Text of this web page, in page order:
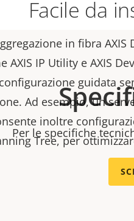
Facile da
in fibra
AXIS IP Utility e AXIS
guidata
Ad esempio, un
inoltre
Tree, per
Per le specifiche